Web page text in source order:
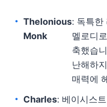
Thelonious
Monk
: 독특한
멜로디
축했습
난해하
매력에
Charles: 베이시스